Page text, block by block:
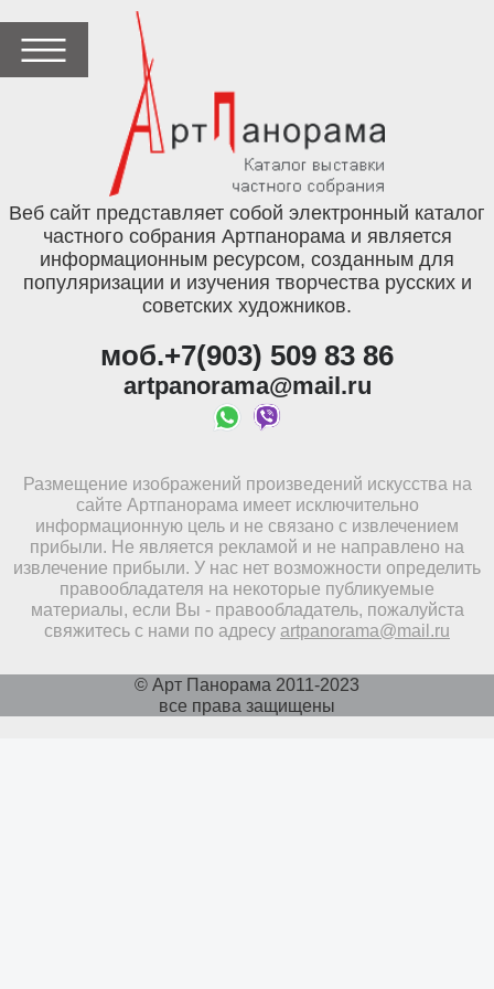
Веб сайт представляет собой электронный каталог
частного собрания Артпанорама и является
информационным ресурсом, созданным для
популяризации и изучения творчества русских и
советских художников.
моб.+7(903) 509 83 86
artpanorama@mail.ru
Размещение изображений произведений искусства на
сайте Артпанорама имеет исключительно
информационную цель и не связано с извлечением
прибыли. Не является рекламой и не направлено на
извлечение прибыли. У нас нет возможности определить
правообладателя на некоторые публикуемые
материалы, если Вы - правообладатель, пожалуйста
свяжитесь с нами по адресу artpanorama@mail.ru
© Арт Панорама 2011-2023
все права защищены